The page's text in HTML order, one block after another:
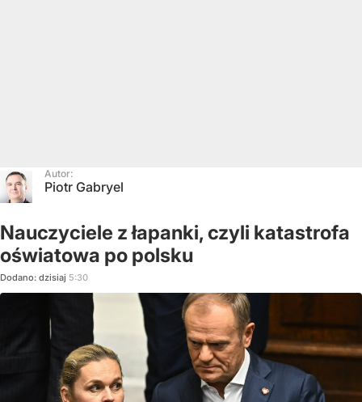
Autor:
Piotr Gabryel
Nauczyciele z łapanki, czyli katastrofa
oświatowa po polsku
Dodano: dzisiaj 5:30